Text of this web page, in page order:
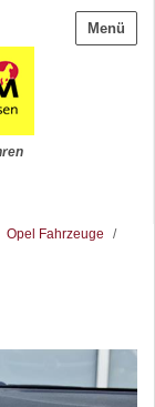
Menü
Opel Fahrzeuge
/